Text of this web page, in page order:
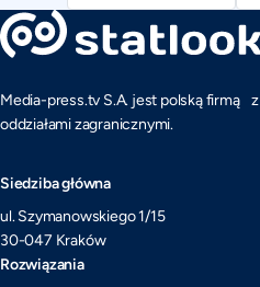
Media-press.tv S.A. jest polską firmą z
oddziałami zagranicznymi.
Siedziba główna
ul. Szymanowskiego 1/15
30-047 Kraków
Rozwiązania